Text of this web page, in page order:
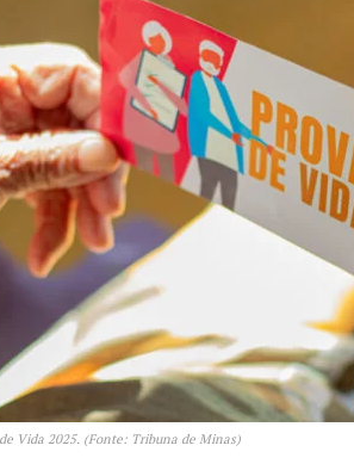
Vida 2025. (Fonte: Tribuna de Minas)